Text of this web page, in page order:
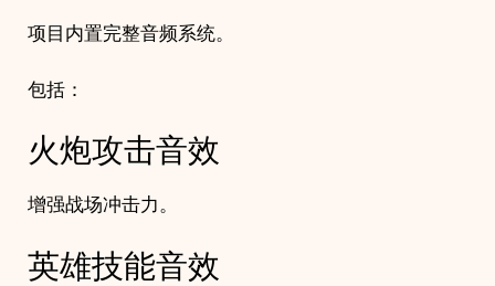
项目内置完整音频系统。
包括：
火炮攻击音效
增强战场冲击力。
英雄技能音效